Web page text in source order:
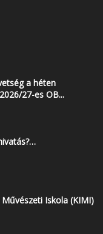
a héten
27-es OB...
Iskola (KIMI)